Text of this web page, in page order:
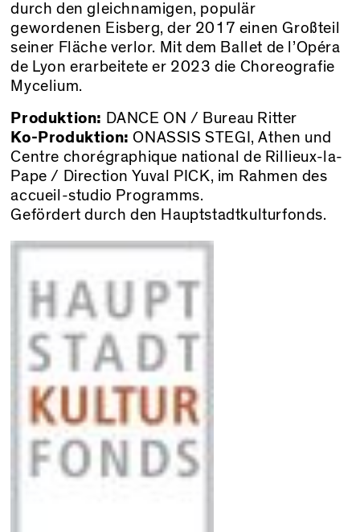
durch den gleichnamigen, populär
gewordenen Eisberg, der 2017 einen Großteil
seiner Fläche verlor. Mit dem Ballet de l’Opéra
de Lyon erarbeitete er 2023 die Choreografie
Mycelium.
Produktion: DANCE ON / Bureau Ritter
Ko-Produktion: ONASSIS STEGI, Athen und
Centre chorégraphique national de Rillieux-la-
Pape / Direction Yuval PICK, im Rahmen des
accueil-studio Programms.
Gefördert durch den Hauptstadtkulturfonds.